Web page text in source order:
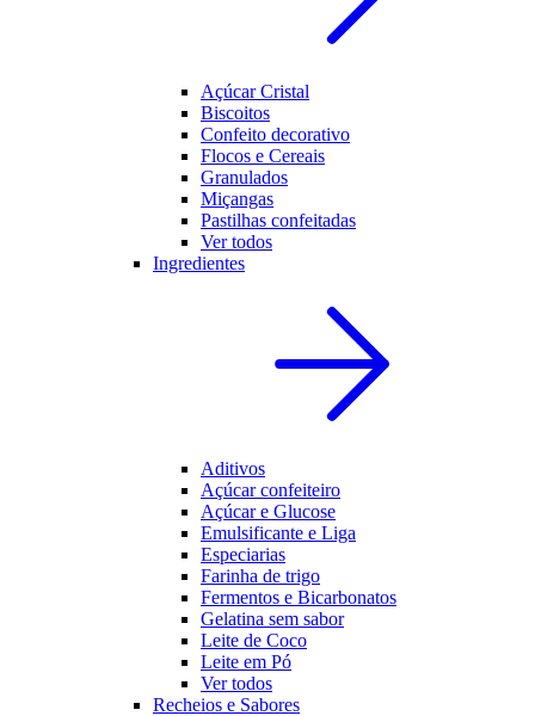
Açúcar Cristal
Biscoitos
Confeito decorativo
Flocos e Cereais
Granulados
Miçangas
Pastilhas confeitadas
Ver todos
Ingredientes
Aditivos
Açúcar confeiteiro
Açúcar e Glucose
Emulsificante e Liga
Especiarias
Farinha de trigo
Fermentos e Bicarbonatos
Gelatina sem sabor
Leite de Coco
Leite em Pó
Ver todos
Recheios e Sabores